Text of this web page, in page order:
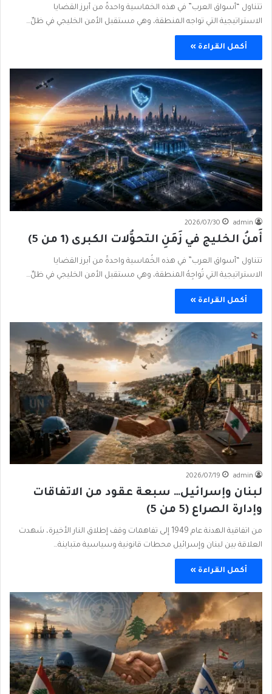
تتناول “أسواق العرب” في هذه الخماسية واحدةً من أبرز القضايا
الاستراتيجية التي تواجه المنطقة، وهي مستقبل الأمن الخليجي في ظلِّ…
أكمل القراءة »
admin
2026/07/30
أَمنُ الخليج في زَمَنِ التحوُّلات الكبرى (1 من 5)
تتناول “أسواق العرب” في هذه الخُماسية واحدةً من أبرز القضايا
الاستراتيجية التي تُواجِهُ المنطقة، وهي مستقبل الأمن الخليجي في ظلِّ…
أكمل القراءة »
admin
2026/07/19
لبنان وإسرائيل… سبعة عقود من الاتفاقات
وإدارة الصراع (5 من 5)
من اتفاقية الهدنة عام 1949 إلى تفاهمات وقف إطلاق النار الأخيرة، شهدت
العلاقة بين لبنان وإسرائيل محطات قانونية وسياسية متباينة…
أكمل القراءة »